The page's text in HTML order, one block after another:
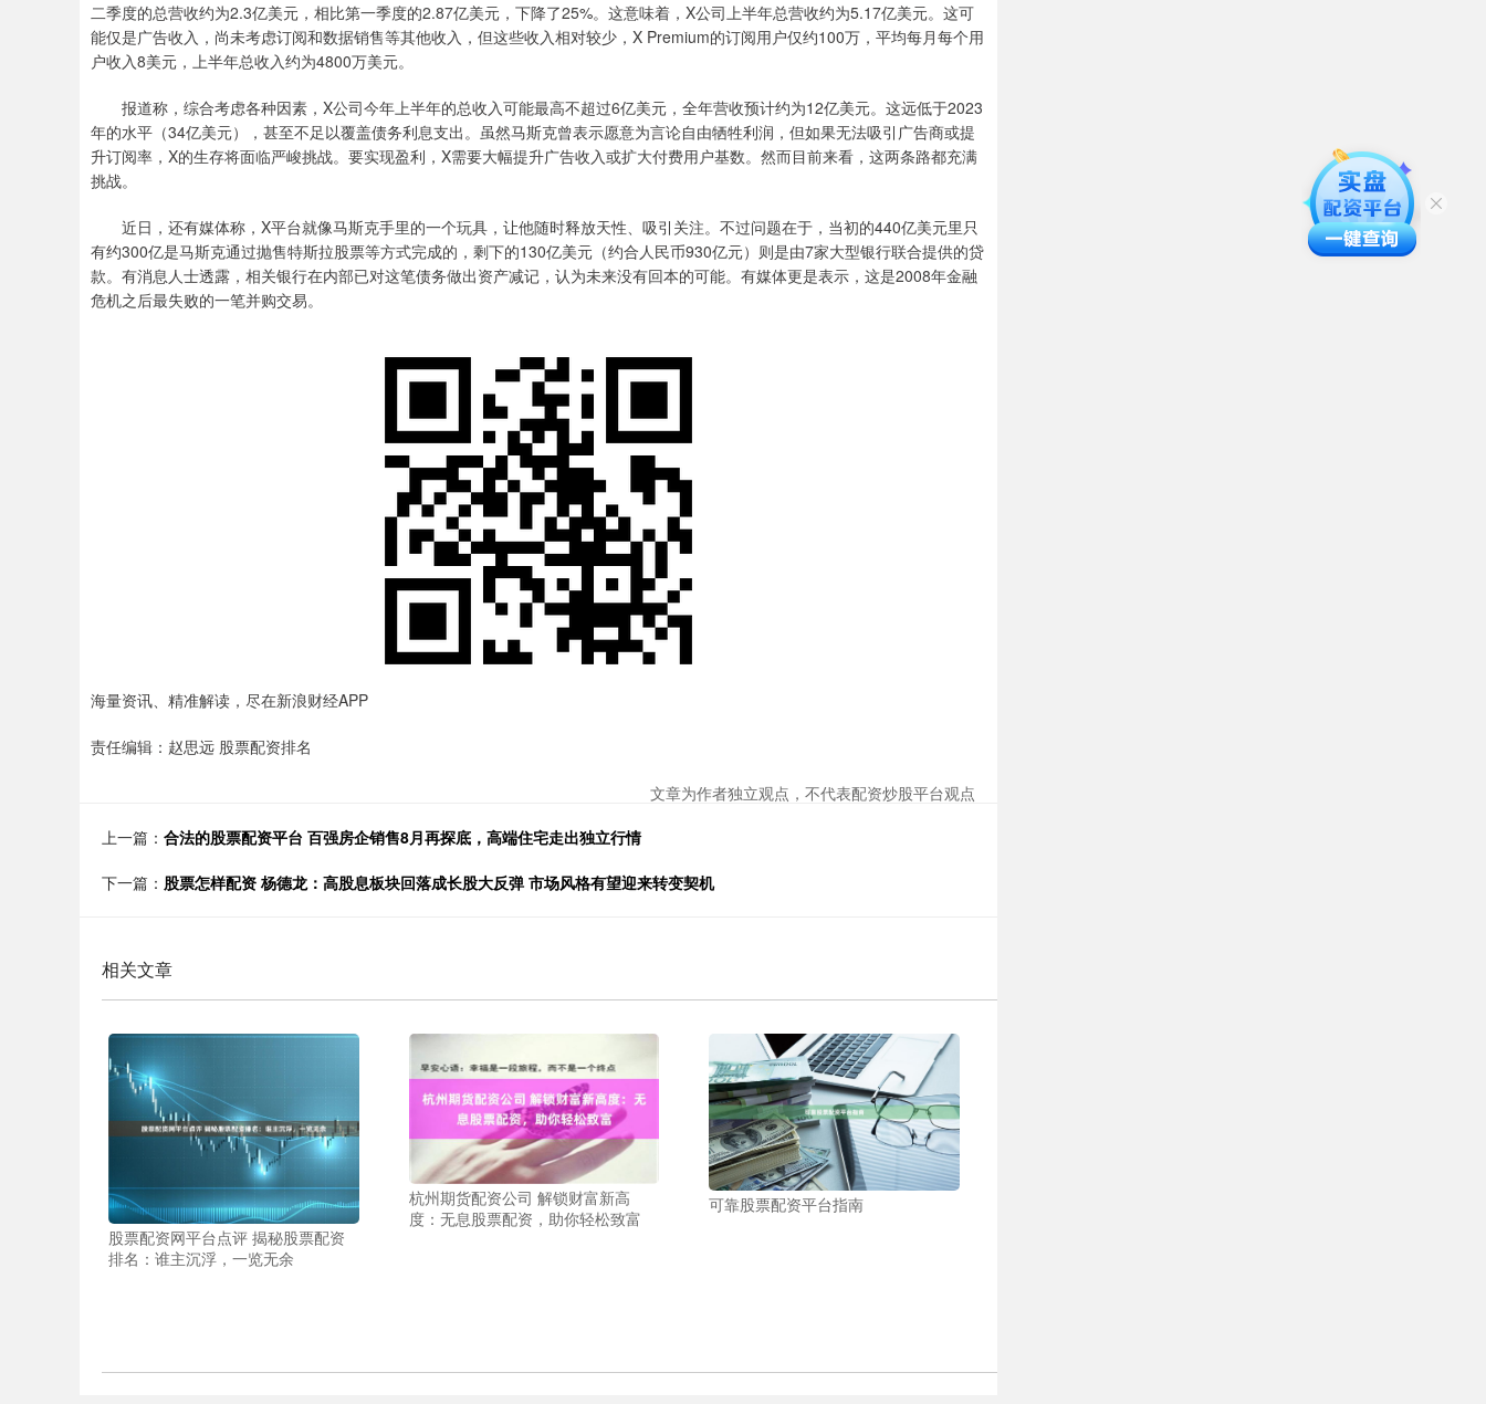
二季度的总营收约为2.3亿美元，相比第一季度的2.87亿美元，下降了25%。这意味着，X公司上半年总营收约为5.17亿美元。这可
能仅是广告收入，尚未考虑订阅和数据销售等其他收入，但这些收入相对较少，X Premium的订阅用户仅约100万，平均每月每个用
户收入8美元，上半年总收入约为4800万美元。
报道称，综合考虑各种因素，X公司今年上半年的总收入可能最高不超过6亿美元，全年营收预计约为12亿美元。这远低于2023
年的水平（34亿美元），甚至不足以覆盖债务利息支出。虽然马斯克曾表示愿意为言论自由牺牲利润，但如果无法吸引广告商或提
升订阅率，X的生存将面临严峻挑战。要实现盈利，X需要大幅提升广告收入或扩大付费用户基数。然而目前来看，这两条路都充满
挑战。
近日，还有媒体称，X平台就像马斯克手里的一个玩具，让他随时释放天性、吸引关注。不过问题在于，当初的440亿美元里只
有约300亿是马斯克通过抛售特斯拉股票等方式完成的，剩下的130亿美元（约合人民币930亿元）则是由7家大型银行联合提供的贷
款。有消息人士透露，相关银行在内部已对这笔债务做出资产减记，认为未来没有回本的可能。有媒体更是表示，这是2008年金融
危机之后最失败的一笔并购交易。
海量资讯、精准解读，尽在新浪财经APP
责任编辑：赵思远 股票配资排名
文章为作者独立观点，不代表配资炒股平台观点
上一篇： 合法的股票配资平台 百强房企销售8月再探底，高端住宅走出独立行情
下一篇： 股票怎样配资 杨德龙：高股息板块回落成长股大反弹 市场风格有望迎来转变契机
相关文章
股票配资网平台点评 揭秘股票配资
排名：谁主沉浮，一览无余
杭州期货配资公司 解锁财富新高
度：无息股票配资，助你轻松致富
可靠股票配资平台指南